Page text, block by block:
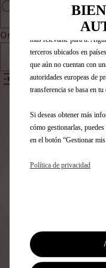
Ordenar por
Todos los productos
FILTROS
Identifica tu
Elige cómo
Número de matrícula
búsqueda, y contribuyen
también puede utilizar
más relevante para ti.
terceros ubicados en
que aún no cuentan con
autoridades europeas de
transferencia se basa en
Si deseas obtener más
cómo gestionarlas, puedes
en el botón “Gestionar mis
Política de privacidad